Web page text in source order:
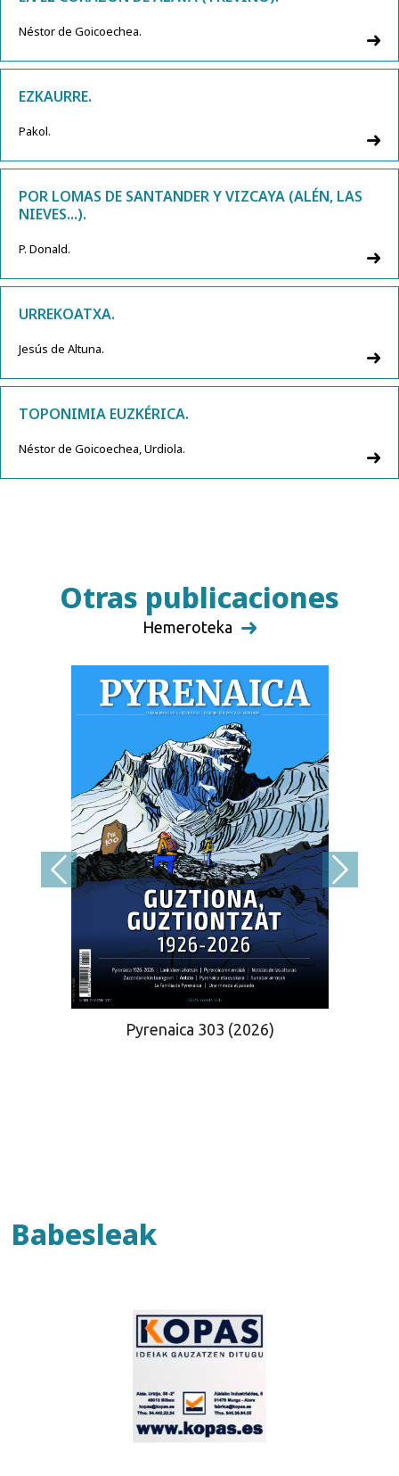
Néstor de Goicoechea.
EZKAURRE.
Pakol.
POR LOMAS DE SANTANDER Y VIZCAYA (ALÉN, LAS
NIEVES...).
P. Donald.
URREKOATXA.
Jesús de Altuna.
TOPONIMIA EUZKÉRICA.
Néstor de Goicoechea, Urdiola.
Otras publicaciones
Hemeroteka
Pyrenaica 303 (2026)
Babesleak